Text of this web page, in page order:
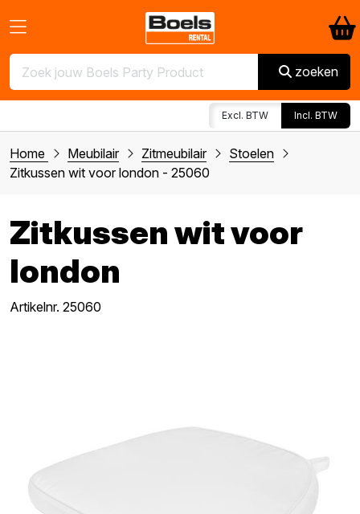
zoeken
Excl. BTW Incl. BTW
Home Meubilair Zitmeubilair
Stoelen
Zitkussen wit voor london - 25060
Zitkussen wit voor
london
Artikelnr. 25060